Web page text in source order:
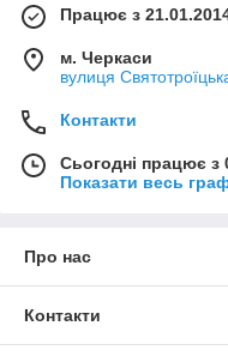
Працює з
м. Черкаси
вулиця
Контакти
Сьогодні працює з
Показати весь
Про нас
Контакти